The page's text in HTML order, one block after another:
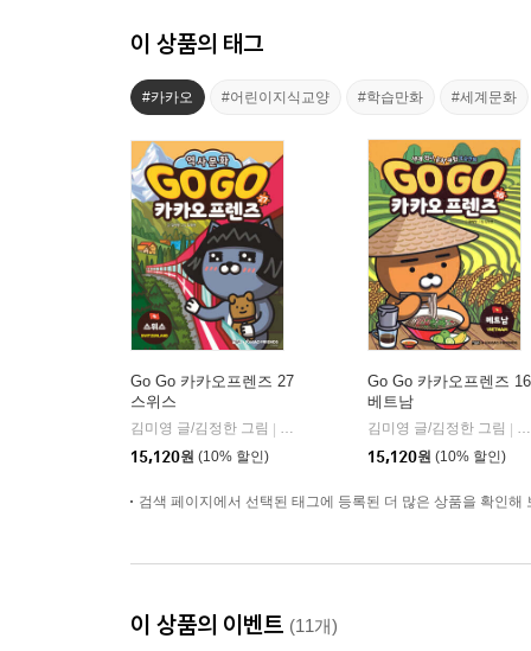
이 상품의 태그
#카카오 #어린이지식교양 #학습만화 #세계문화
Go Go 카카오프렌즈 27
스위스
김미영 글/김정한 그림
아울북
15,120원 (10% 할인)
Go Go 카카오프렌즈 16
베트남
김미영 글/김정한 그림
15,120원 (10% 할인)
검색 페이지에서 선택된 태그에 등록된 더 많은 상품을 확인해
이 상품의 이벤트 (11개)